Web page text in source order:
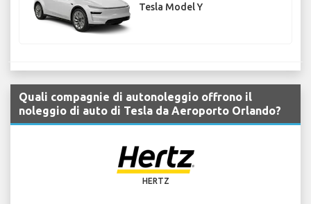
Tesla Model Y
Quali compagnie di autonoleggio offrono il
noleggio di auto di Tesla da Aeroporto Orlando?
HERTZ